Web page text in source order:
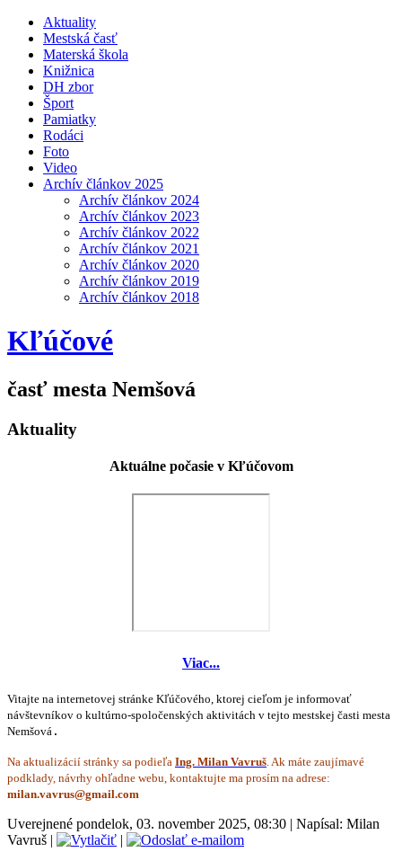
Aktuality
Mestská časť
Materská škola
Knižnica
DH zbor
Šport
Pamiatky
Rodáci
Foto
Video
Archív článkov 2025
Archív článkov 2024
Archív článkov 2023
Archív článkov 2022
Archív článkov 2021
Archív článkov 2020
Archív článkov 2019
Archív článkov 2018
Kľúčové
časť mesta Nemšová
Aktuality
Aktuálne počasie v Kľúčovom
Viac...
Vitajte na internetovej stránke Kľúčového, ktorej cieľom je informovať
návštevníkov o kultúrno-spoločenských aktivitách v tejto mestskej časti mesta
Nemšová .
Na aktualizácií stránky sa podieľa Ing. Milan Vavruš . Ak máte zaujímavé
podklady, návrhy ohľadne webu, kontaktujte ma prosím na adrese:
Uverejnené pondelok, 03. november 2025, 08:30 | Napísal: Milan
Vavruš |
|